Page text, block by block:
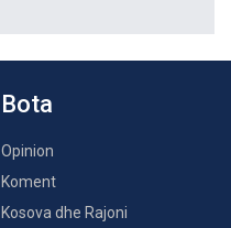
Bota
Opinion
Koment
Kosova dhe Rajoni